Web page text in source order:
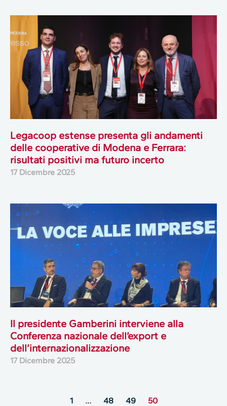
Legacoop estense presenta gli andamenti
delle cooperative di Modena e Ferrara:
risultati positivi ma futuro incerto
17 Dicembre 2025
Il presidente Gamberini interviene alla
Conferenza nazionale dell’export e
dell’internazionalizzazione
17 Dicembre 2025
1 … 48 49 50